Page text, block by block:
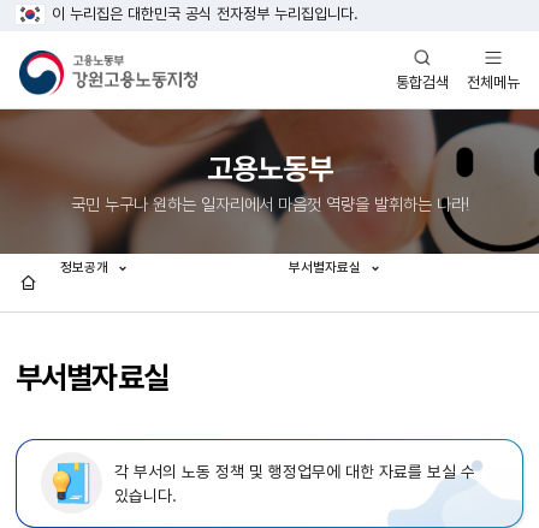
이 누리집은 대한민국 공식 전자정부 누리집입니다.
통합검색
열기
전체메뉴
열기
고용노동부
국민 누구나 원하는 일자리에서 마음껏 역량을 발휘하는 나라!
부서별자료실
정보공개 부서별자료실
각 부서의 노동 정책 및 행정업무에 대한 자료를 보실 수
있습니다.